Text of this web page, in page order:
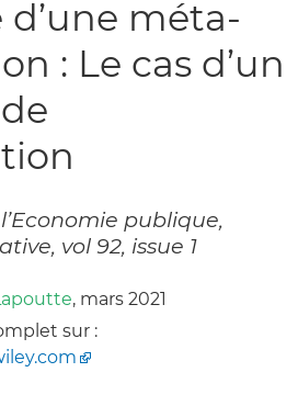
méta‐
: Le cas d’un
publique,
vol 92, issue 1
, mars 2021
sur :